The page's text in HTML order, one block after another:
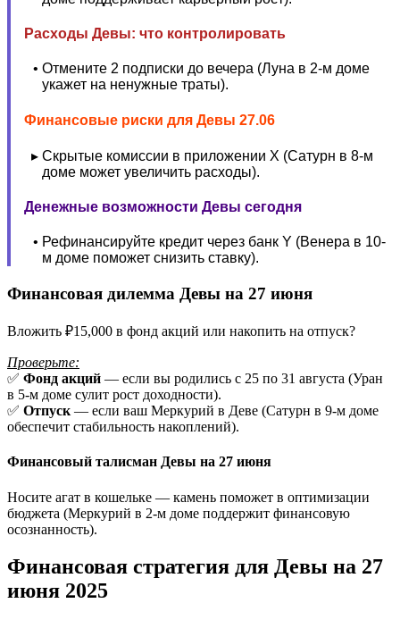
Расходы Девы: что контролировать
Отмените 2 подписки до вечера (Луна в 2-м доме
укажет на ненужные траты).
Финансовые риски для Девы 27.06
Скрытые комиссии в приложении X (Сатурн в 8-м
доме может увеличить расходы).
Денежные возможности Девы сегодня
Рефинансируйте кредит через банк Y (Венера в 10-
м доме поможет снизить ставку).
Финансовая дилемма Девы на 27 июня
Вложить ₽15,000 в фонд акций или накопить на отпуск?
Проверьте:
✅ Фонд акций — если вы родились с 25 по 31 августа (Уран
в 5-м доме сулит рост доходности).
✅ Отпуск — если ваш Меркурий в Деве (Сатурн в 9-м доме
обеспечит стабильность накоплений).
Финансовый талисман Девы на 27 июня
Носите агат в кошельке — камень поможет в оптимизации
бюджета (Меркурий в 2-м доме поддержит финансовую
осознанность).
Финансовая стратегия для Девы на 27
июня 2025